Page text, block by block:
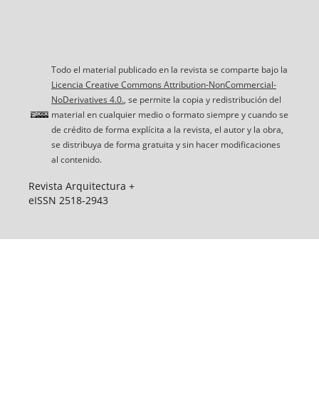
Todo el material publicado en la revista se comparte bajo la
Licencia Creative Commons Attribution-NonCommercial-
NoDerivatives 4.0., se permite la copia y redistribución del
material en cualquier medio o formato siempre y cuando se
de crédito de forma explícita a la revista, el autor y la obra,
se distribuya de forma gratuita y sin hacer modificaciones
al contenido.
Revista Arquitectura +
eISSN 2518-2943